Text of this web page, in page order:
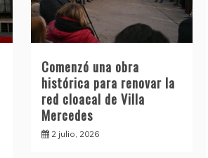
Comenzó una obra
histórica para renovar la
red cloacal de Villa
Mercedes
2 julio, 2026